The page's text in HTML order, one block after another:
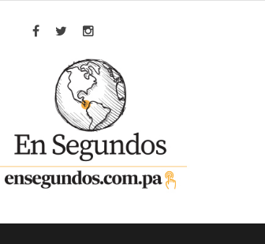
Facebook
TwitterInstagram